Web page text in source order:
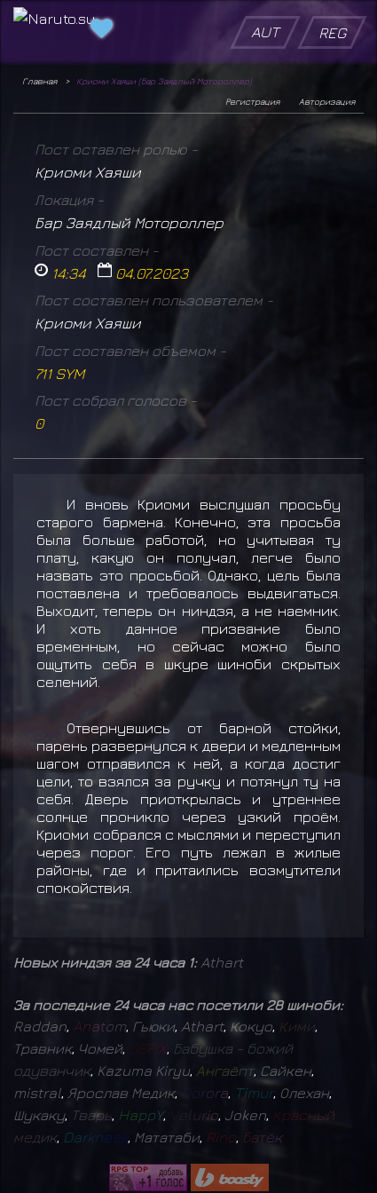
AUT REG
Главная
Криоми Хаяши (Бар Заядлый Мотороллер)
Авторизация
Регистрация
Пост оставлен ролью -
Криоми Хаяши
Локация -
Бар Заядлый Мотороллер
Пост составлен -
14:34 04.07.2023
Пост составлен пользователем -
Криоми Хаяши
Пост составлен объемом -
711 SYM
Пост собрал голосов -
0
И вновь Криоми выслушал просьбу
старого бармена. Конечно, эта просьба
была больше работой, но учитывая ту
плату, какую он получал, легче было
назвать это просьбой. Однако, цель была
поставлена и требовалось выдвигаться.
Выходит, теперь он ниндзя, а не наемник.
И хоть данное призвание было
временным, но сейчас можно было
ощутить себя в шкуре шиноби скрытых
селений.
Отвернувшись от барной стойки,
парень развернулся к двери и медленным
шагом отправился к ней, а когда достиг
цели, то взялся за ручку и потянул ту на
себя. Дверь приоткрылась и утреннее
солнце проникло через узкий проём.
Криоми собрался с мыслями и переступил
через порог. Его путь лежал в жилые
районы, где и притаились возмутители
спокойствия.
Новых ниндзя за 24 часа 1:Athart
За последние 24 часа нас посетили 28 шиноби:
Raddan Anatom Гьюки, Athart, Кокуо Кими
Травник, Чомей, DEFIX, Бабушка - божий
одуванчик, Kazuma Kiryu, Ангаёпт, Сайкен,
mistral Ярослав Медик, orora Timur, Олехан,
Шукаку, Тварь HappY, lurio Joken Красный
медик, Darkness, Мататаби, Rino Батёк